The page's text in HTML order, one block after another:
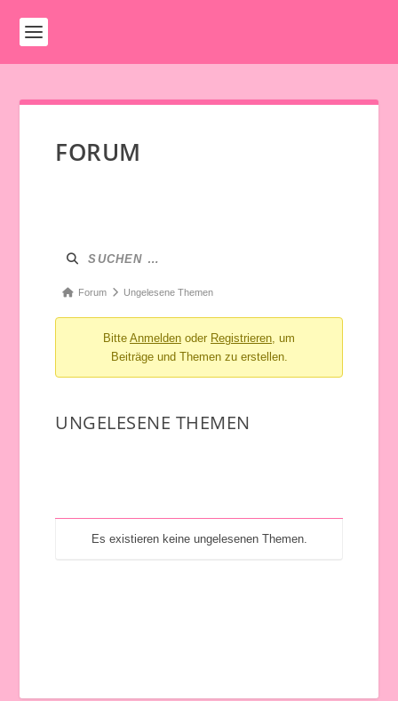
FORUM
Navigation
Forum-Forum Ungelesene Themen
Bitte Anmelden oder Registrieren, um
Beiträge und Themen zu erstellen.
UNGELESENE THEMEN
Es existieren keine ungelesenen Themen.